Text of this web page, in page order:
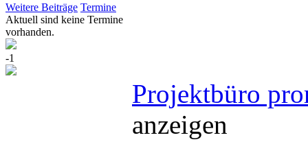
Weitere Beiträge Termine
Aktuell sind keine Termine
vorhanden.
-1
Projektbüro
anzeigen